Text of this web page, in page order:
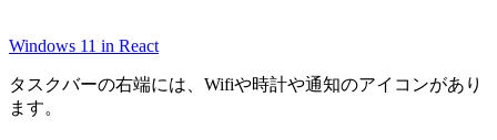
Windows 11 in React
タスクバーの右端には、Wifiや時計や通知のアイコンがあり
ます。